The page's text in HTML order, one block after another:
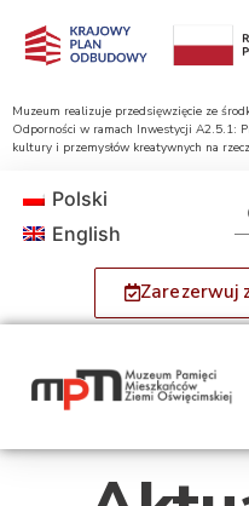
Muzeum realizuje przedsięwzięcie ze
Odporności w ramach Inwestycji A2.5.1:
kultury i przemysłów kreatywnych na
Zarezerwuj
Polski
English